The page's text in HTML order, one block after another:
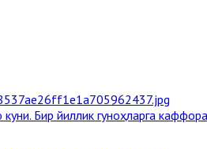
Бир йиллик гуноҳларга